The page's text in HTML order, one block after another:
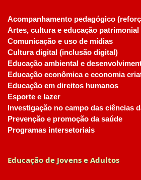
Acompanhamento pedagógico
Artes, cultura e educação patrimonial
Comunicação e uso de mídias
Cultura digital (inclusão digital)
Educação ambiental e
Educação econômica e economia
Educação em direitos humanos
Esporte e lazer
Investigação no campo das ciências
Prevenção e promoção da saúde
Programas intersetoriais
Educação de Jovens e Adultos